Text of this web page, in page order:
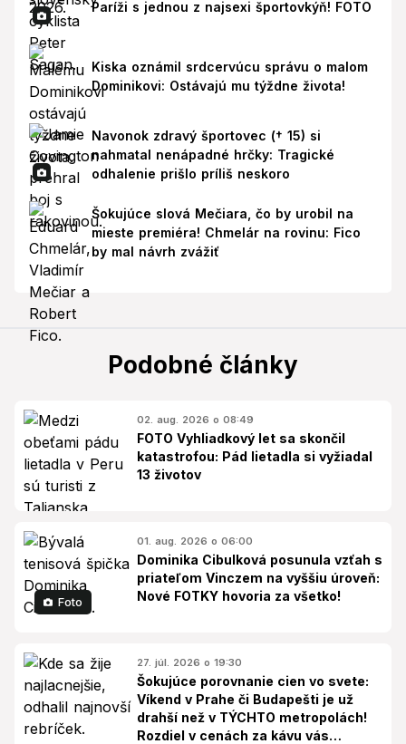
Paríži s jednou z najsexi športovkýň! FOTO
Kiska oznámil srdcervúcu správu o malom
Dominikovi: Ostávajú mu týždne života!
Navonok zdravý športovec († 15) si
nahmatal nenápadné hrčky: Tragické
odhalenie prišlo príliš neskoro
Šokujúce slová Mečiara, čo by urobil na
mieste premiéra! Chmelár na rovinu: Fico
by mal návrh zvážiť
Podobné články
02. aug. 2026 o 08:49
FOTO Vyhliadkový let sa skončil
katastrofou: Pád lietadla si vyžiadal
13 životov
Foto
01. aug. 2026 o 06:00
Dominika Cibulková posunula vzťah s
priateľom Vinczem na vyššiu úroveň:
Nové FOTKY hovoria za všetko!
27. júl. 2026 o 19:30
Šokujúce porovnanie cien vo svete:
Víkend v Prahe či Budapešti je už
drahší než v TÝCHTO metropolách!
Rozdiel v cenách za kávu vás